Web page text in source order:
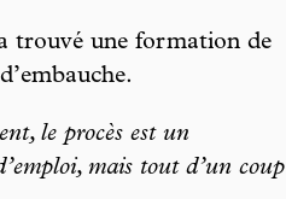
trouvé une formation de
le procès est un
mais tout d’un coup